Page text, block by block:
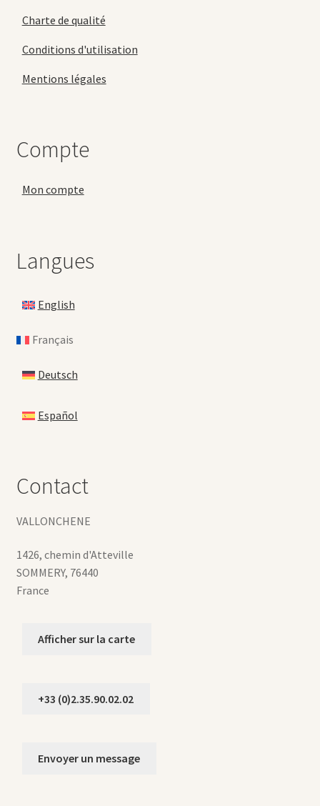
Charte de qualité
Conditions d'utilisation
Mentions légales
Compte
Mon compte
Langues
English
Français
Deutsch
Español
Contact
VALLONCHENE
1426, chemin d'Atteville
SOMMERY, 76440
France
Afficher sur la carte
+33 (0)2.35.90.02.02
Envoyer un message